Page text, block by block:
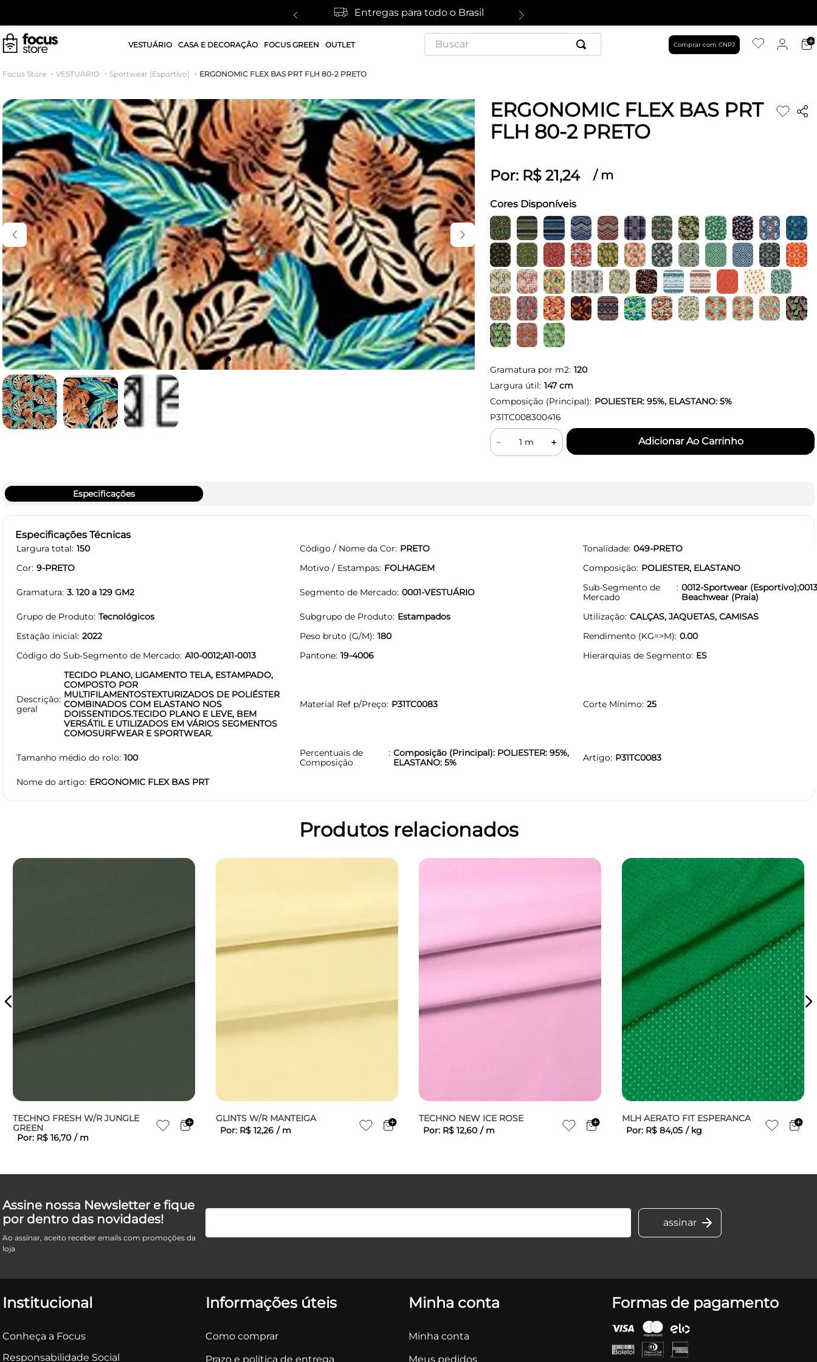
Entregas para todo o Brasil
VESTUÁRIO CASA E DECORAÇÃO FOCUS GREEN OUTLET
Buscar
Comprar com CNPJ
VESTUÁRIO Sportwear (Esportivo) ERGONOMIC FLEX BAS PRT FLH 80-2 PRETO
ERGONOMIC FLEX BAS PRT
FLH 80-2 PRETO
Por: R$ 21,24 / m
Cores Disponíveis
Gramatura por m2: 120
Largura útil: 147cm
Composição (Principal): POLIESTER: 95%, ELASTANO: 5%
P31TC008300416
＋
－
Especificações
Especificações Técnicas
Largura total 150 Código / Nome da Cor PRETO Tonalidade 049-PRETO
Cor 9-PRETO Motivo / Estampas FOLHAGEM Composição POLIESTER, ELASTANO
Gramatura 3. 120 a 129 GM2 Segmento de Mercado 0001-VESTUÁRIO
Sub-Segmento de
Mercado
0012-Sportwear
Beachwear (Praia)
Grupo de Produto Tecnológicos Subgrupo de Produto Estampados Utilização CALÇAS, JAQUETAS, CAMISAS
Estação inicial 2022 Peso bruto (G/M) 180 Rendimento (KG=>M) 0.00
Código do Sub-Segmento de Mercado A10-0012;A11-0013 Pantone 19-4006 Hierarquias de Segmento ES
Descrição
geral
TECIDO PLANO, LIGAMENTO TELA, ESTAMPADO,
COMPOSTO POR
MULTIFILAMENTOSTEXTURIZADOS DE POLIÉSTER
COMBINADOS COM ELASTANO NOS
DOISSENTIDOS.TECIDO PLANO E LEVE, BEM
VERSÁTIL E UTILIZADOS EM VÁRIOS SEGMENTOS
COMOSURFWEAR E SPORTWEAR.
Material Ref p/Preço P31TC0083 Corte Mínimo 25
Tamanho médio do rolo 100
Percentuais de
Composição
Composição (Principal): POLIESTER: 95%,
ELASTANO: 5%
Artigo P31TC0083
Nome do artigo ERGONOMIC FLEX BAS PRT
Produtos relacionados
TECHNO FRESH W/R JUNGLE
GREEN
Por: R$ 16,70 / m
GLINTS W/R MANTEIGA
Por: R$ 12,26 / m
TECHNO NEW ICE ROSE
Por: R$ 12,60 / m
MLH AERATO FIT ESPERANCA
Por: R$ 84,05 / kg
Assine nossa Newsletter e fique
por dentro das novidades!
Ao assinar, aceito receber emails com promoções da
loja
Institucional
Conheça a Focus
Responsabilidade Social
Informações úteis
Como comprar
Prazo e política de entrega
Minha conta
Minha conta
Meus pedidos
Formas de pagamento